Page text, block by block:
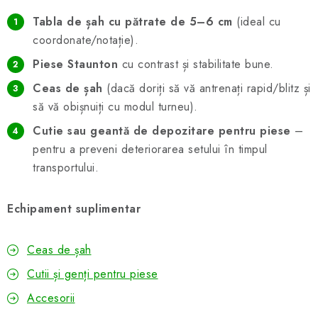
Tabla de șah cu pătrate de 5–6 cm (ideal cu
coordonate/notație).
Piese Staunton cu contrast și stabilitate bune.
Ceas de șah (dacă doriți să vă antrenați rapid/blitz și
să vă obișnuiți cu modul turneu).
Cutie sau geantă de depozitare pentru piese –
pentru a preveni deteriorarea setului în timpul
transportului.
Echipament suplimentar
Ceas de șah
Cutii și genți pentru piese
Accesorii